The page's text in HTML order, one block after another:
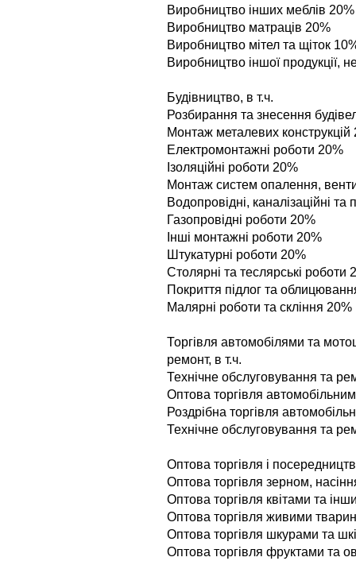
Виробництво iнших меблiв 20%
Виробництво матрацiв 20%
Виробництво мiтел та щiток
Виробництво iншої продукцiї,
Будiвництво, в т.ч.
Розбирання та знесення
Монтаж металевих конструкцiй
Електромонтажнi роботи 20%
Iзоляцiйнi роботи 20%
Монтаж систем опалення,
Водопровiднi, каналiзацiйнi та
Газопровiднi роботи 20%
Iншi монтажнi роботи 20%
Штукатурнi роботи 20%
Столярнi та теслярськi роботи
Покриття пiдлог та
Малярнi роботи та склiння 20%
Торгiвля автомобiлями та
ремонт, в т.ч.
Технiчне обслуговування та
Оптова торгiвля
Роздрiбна торгiвля
Технiчне обслуговування та
Оптова торгiвля i
Оптова торгiвля зерном,
Оптова торгiвля квiтами та
Оптова торгiвля живими
Оптова торгiвля шкурами та
Оптова торгiвля фруктами та